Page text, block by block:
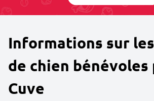
Informations sur
de chien bénévoles
Cuve